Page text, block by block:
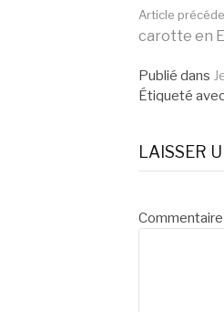
Lire
la
Article
carotte en
Publié dans
Étiqueté
LAISSER
Commentaire